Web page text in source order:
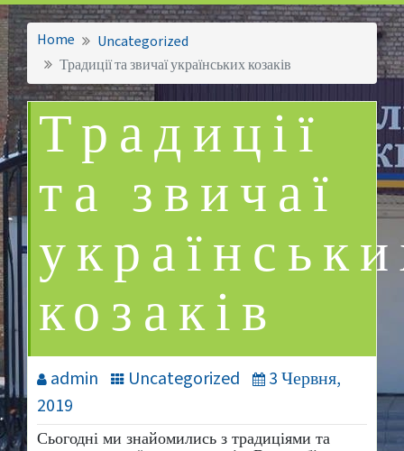
Home
Uncategorized
Традиції та звичаї українських козаків
Традиції
та звичаї
козаків
admin Uncategorized
3 Червня,
2019
Сьогодні ми знайомились з традиціями та